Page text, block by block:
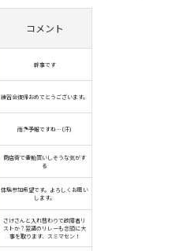
コメント
幹事です
練習会復帰おめでとうございます。
雨☂️予報ですね…(汗)
商店街で衝動買いしそうな気がす
る
体験参加希望です。よろしくお願い
します。
さけさんと入れ替わりで故障者リ
ストか？翌週のリレーも念頭に大
事を取ります、スミマセン！